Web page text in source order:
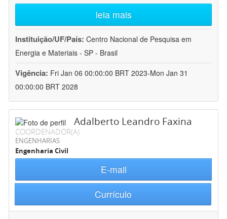
leia mais
Instituição/UF/País: Centro Nacional de Pesquisa em
Energia e Materiais - SP - Brasil
Vigência: Fri Jan 06 00:00:00 BRT 2023-Mon Jan 31
00:00:00 BRT 2028
Adalberto Leandro Faxina
COORDENADOR(A)
ENGENHARIAS
Engenharia Civil
E-mail
Currículo